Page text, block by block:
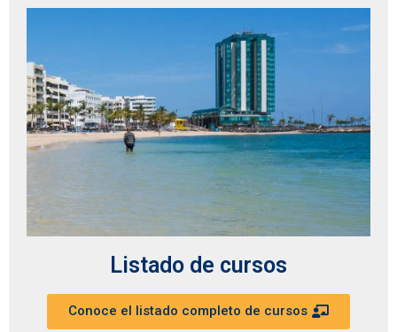
Listado de cursos
Conoce el listado completo de cursos